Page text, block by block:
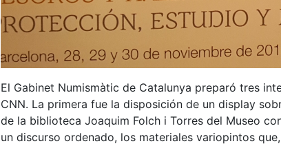
El Gabinet Numismàtic de Catalunya preparó tres
CNN. La primera fue la disposición de un display
de la biblioteca Joaquim Folch i Torres del Museo
un discurso ordenado, los materiales variopintos